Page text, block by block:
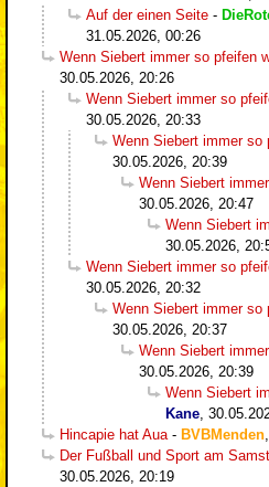
Auf der einen Seite -
31.05.2026, 00:26
Wenn Siebert immer so pfeifen
30.05.2026, 20:26
Wenn Siebert immer so
30.05.2026, 20:33
Wenn Siebert immer so
30.05.2026, 20:39
Wenn Siebert
30.05.2026, 20:47
Wenn Siebert
30.05.2026,
Wenn Siebert immer so
30.05.2026, 20:32
Wenn Siebert immer so
30.05.2026, 20:37
Wenn Siebert
30.05.2026, 20:39
Wenn Siebert
Kane
Hincapie hat Aua - BVBMenden
Der Fußball und Sport am
30.05.2026, 20:19